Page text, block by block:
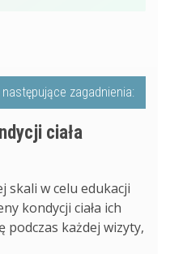
zagadnienia:
ciała
skali w celu edukacji
kondycji ciała ich
podczas każdej wizyty,